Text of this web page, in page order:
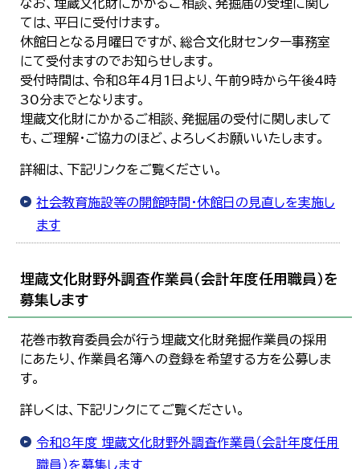
なお、埋蔵文化財にかかるご相談、発掘届の受理に関し
ては、平日に受付けます。
休館日となる月曜日ですが、総合文化財センター事務室
にて受付ますのでお知らせします。
受付時間は、令和8年4月1日より、午前9時から午後4時
30分までとなります。
埋蔵文化財にかかるご相談、発掘届の受付に関しまして
も、ご理解・ご協力のほど、よろしくお願いいたします。
詳細は、下記リンクをご覧ください。
社会教育施設等の開館時間・休館日の見直しを実施し
ます
埋蔵文化財野外調査作業員（会計年度任用職員）を
募集します
花巻市教育委員会が行う埋蔵文化財発掘作業員の採用
にあたり、作業員名簿への登録を希望する方を公募しま
す。
詳しくは、下記リンクにてご覧ください。
令和8年度 埋蔵文化財野外調査作業員（会計年度任用
職員）を募集します